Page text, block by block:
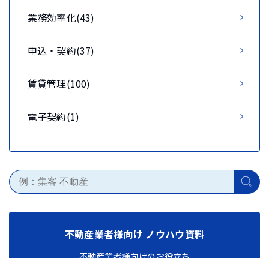
業務効率化(43)
申込・契約(37)
賃貸管理(100)
電子契約(1)
不動産業者様向け ノウハウ資料